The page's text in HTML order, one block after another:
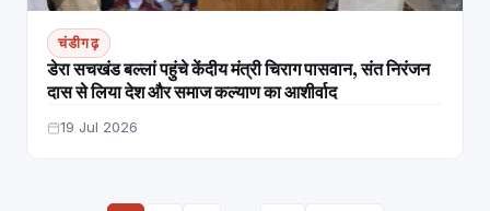
चंडीगढ़
डेरा सचखंड बल्लां पहुंचे केंदीय मंत्री चिराग पासवान, संत निरंजन
दास से लिया देश और समाज कल्याण का आशीर्वाद
19 Jul 2026